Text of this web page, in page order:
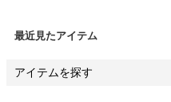
最近見たアイテム
アイテムを探す